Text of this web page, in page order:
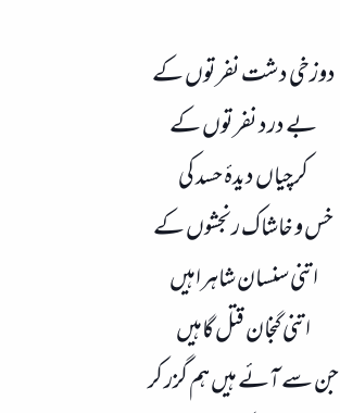
دوزخی دشت نفرتوں کے
بے درد نفرتوں کے
کرچیاں دیدۂ حسد کی
خس و خاشاک رنجشوں کے
اتنی سنسان شاہراہیں
اتنی گنجان قتل گاہیں
جن سے آئے ہیں ہم گزر کر